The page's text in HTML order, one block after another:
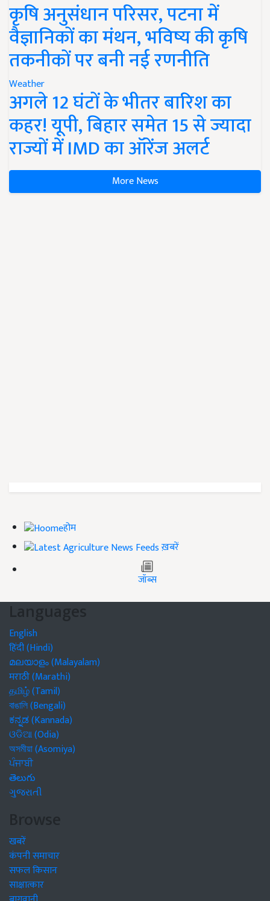
कृषि अनुसंधान परिसर, पटना में
वैज्ञानिकों का मंथन, भविष्य की कृषि
तकनीकों पर बनी नई रणनीति
Weather
अगले 12 घंटों के भीतर बारिश का
कहर! यूपी, बिहार समेत 15 से ज्यादा
राज्यों में IMD का ऑरेंज अलर्ट
More News
होम
ख़बरें
जॉब्स
Languages
English
हिंदी (Hindi)
മലയാളം (Malayalam)
मराठी (Marathi)
தமிழ் (Tamil)
বাঙালি (Bengali)
ಕನ್ನಡ (Kannada)
ଓଡିଆ (Odia)
অসমীয়া (Asomiya)
ਪੰਜਾਬੀ
తెలుగు
ગુજરાતી
Browse
खबरें
कंपनी समाचार
सफल किसान
साक्षात्कार